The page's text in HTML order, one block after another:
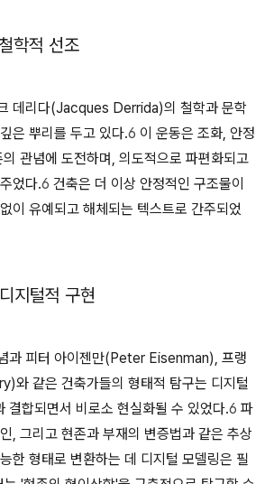
학적 선조
데리다(Jacques Derrida)의 철학과 문학
은 뿌리를 두고 있다.6 이 운동은 조화, 안정
관념에 도전하며, 의도적으로 파편화되고
었다.6 건축은 더 이상 안정적인 구조물이
이 유예되고 해체되는 텍스트로 간주되었
지털적 구현
과 피터 아이젠만(Peter Eisenman), 프랭
와 같은 건축가들의 형태적 탐구는 디지털
결합되면서 비로소 현실화될 수 있었다.6 파
, 그리고 현존과 부재의 변증법과 같은 추상
한 형태로 변환하는 데 디지털 모델링은 필